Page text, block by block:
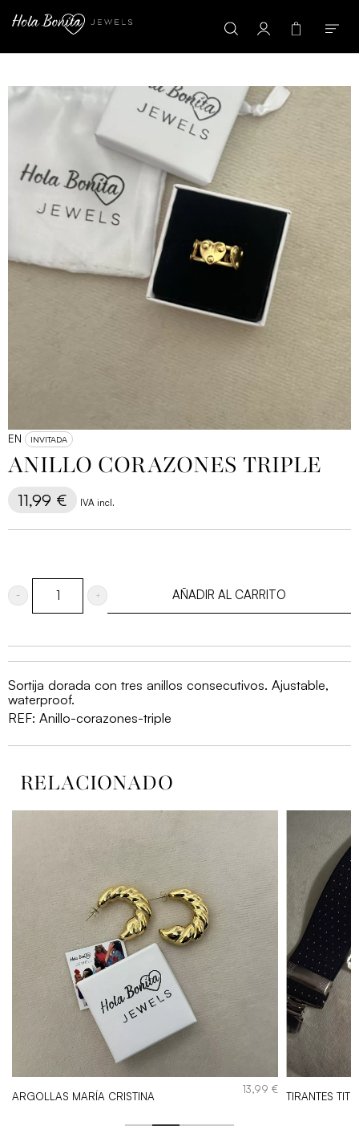
EN INVITADA
ANILLO CORAZONES TRIPLE
11,99 € IVA incl.
Anillo
triple
AÑADIR AL CARRITO
Sortija dorada con tres anillos consecutivos. Ajustable,
waterproof.
REF: Anillo-corazones-triple
RELACIONADO
ARGOLLAS MARÍA CRISTINA
13,99€
TIRANTES